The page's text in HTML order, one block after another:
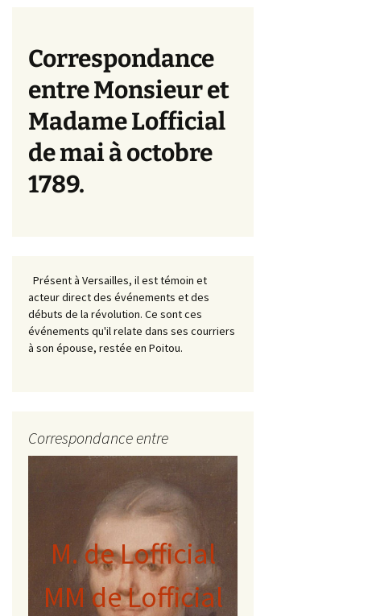
Correspondance
entre Monsieur et
Madame Lofficial
de mai à octobre
1789.
Présent à Versailles, il est témoin et
acteur direct des événements et des
débuts de la révolution. Ce sont ces
événements qu'il relate dans ses courriers
à son épouse, restée en Poitou.
Correspondance entre
M. de Lofficial
MM de Lofficial